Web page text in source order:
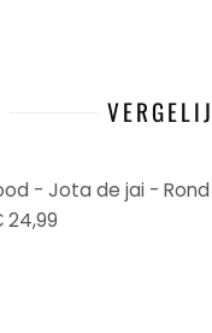
- Jota de jai - Rond
24,99